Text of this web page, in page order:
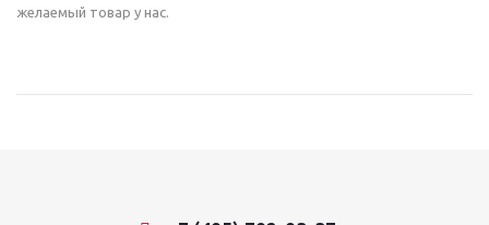
желаемый товар у нас.